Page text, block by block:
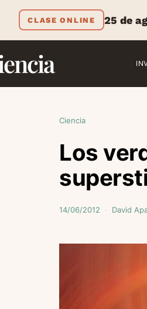
CLASE ONLINE 25 de
Ciencia
Los
14/06/2012 David